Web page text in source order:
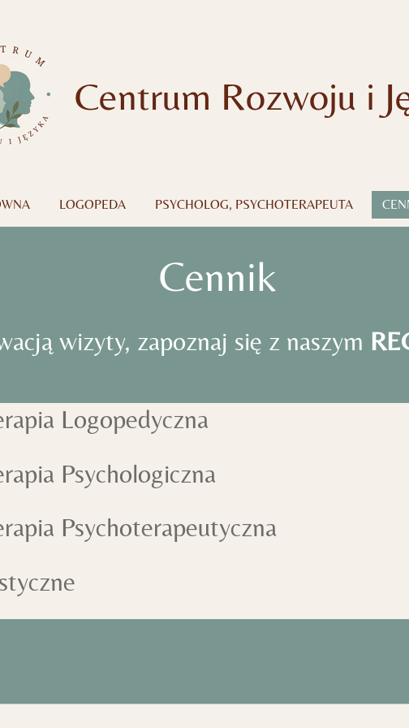
Centrum Rozwoju i
LOGOPEDA PSYCHOLOG, PSYCHOTERAPEUTA
Cennik
wizyty, zapoznaj się z naszym
Logopedyczna
Psychologiczna
Psychoterapeutyczna